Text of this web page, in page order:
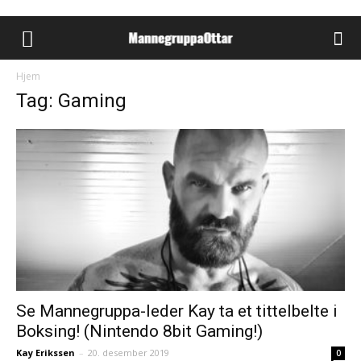
Hjem
Tag: Gaming
Se Mannegruppa-leder Kay ta et tittelbelte i
Boksing! (Nintendo 8bit Gaming!)
Kay Erikssen – 20. desember 2019 0